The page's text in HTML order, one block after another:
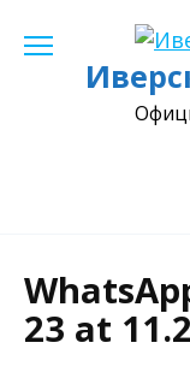
содержанию
23 at